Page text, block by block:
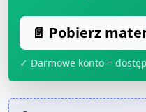
📄 Pobierz
✓ Darmowe konto =